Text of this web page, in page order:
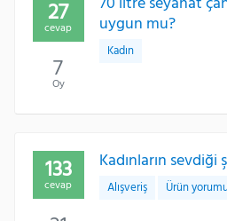
uygun mu?
Kadın
27
cevap
7
Oy
Kadınların sevdiği
Alışveriş Ürün yorumu
133
cevap